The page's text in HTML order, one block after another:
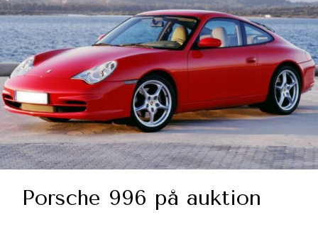
Porsche 996 på auktion